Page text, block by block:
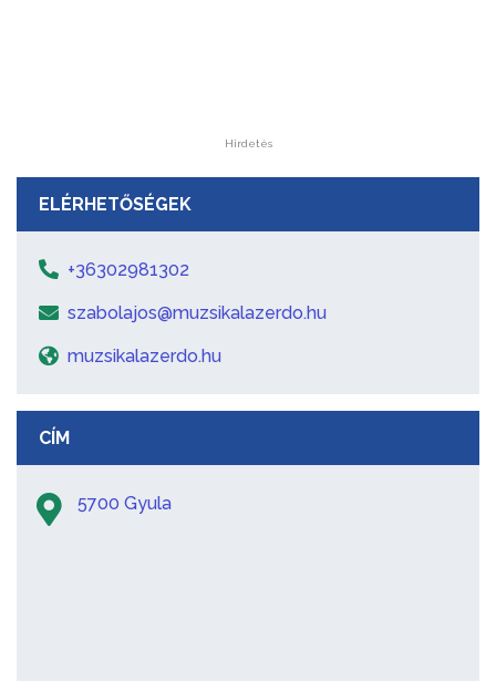
Hirdetés
ELÉRHETŐSÉGEK
+36302981302
szabolajos@muzsikalazerdo.hu
muzsikalazerdo.hu
CÍM
5700 Gyula